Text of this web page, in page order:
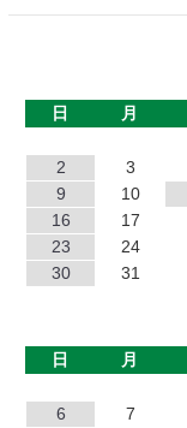
MHワンショット
EMP
DMP
NC
日
月
2
3
9
10
16
17
23
24
30
31
日
月
6
7